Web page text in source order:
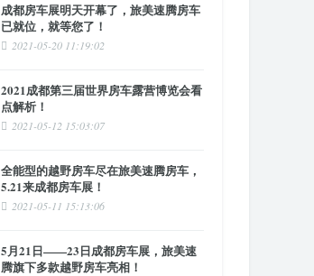
成都房车展明天开幕了，旅美速腾房车
已就位，就等您了！
2021-05-20 11:19:02
2021成都第三届世界房车露营博览会看
点解析！
2021-05-12 15:03:07
全能型的越野房车尽在旅美速腾房车，
5.21来成都房车展！
2021-05-11 15:13:06
5月21日——23日成都房车展，旅美速
腾旗下多款越野房车亮相！